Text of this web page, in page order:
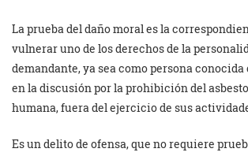
La prueba del daño moral es la
vulnerar uno de los derechos de la
demandante, ya sea como persona
en la discusión por la prohibición del
humana, fuera del ejercicio de sus
Es un delito de ofensa, que no requiere